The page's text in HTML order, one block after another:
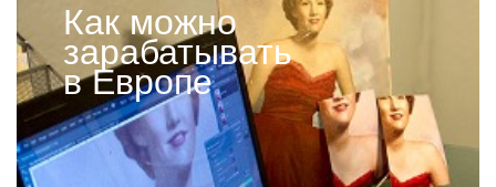
Как можно
зарабатывать
в Европе